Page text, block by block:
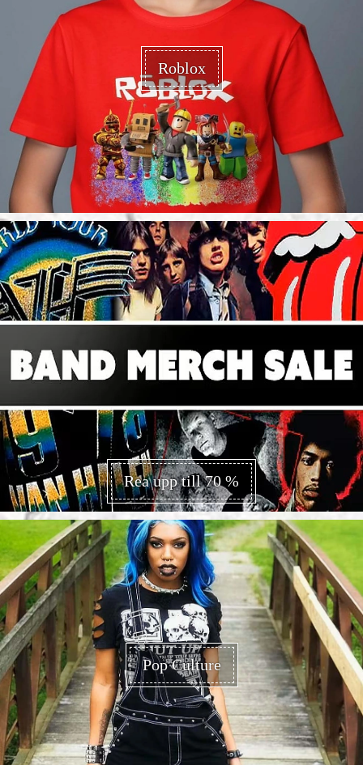
Roblox
Rea upp till 70 %
Pop Culture